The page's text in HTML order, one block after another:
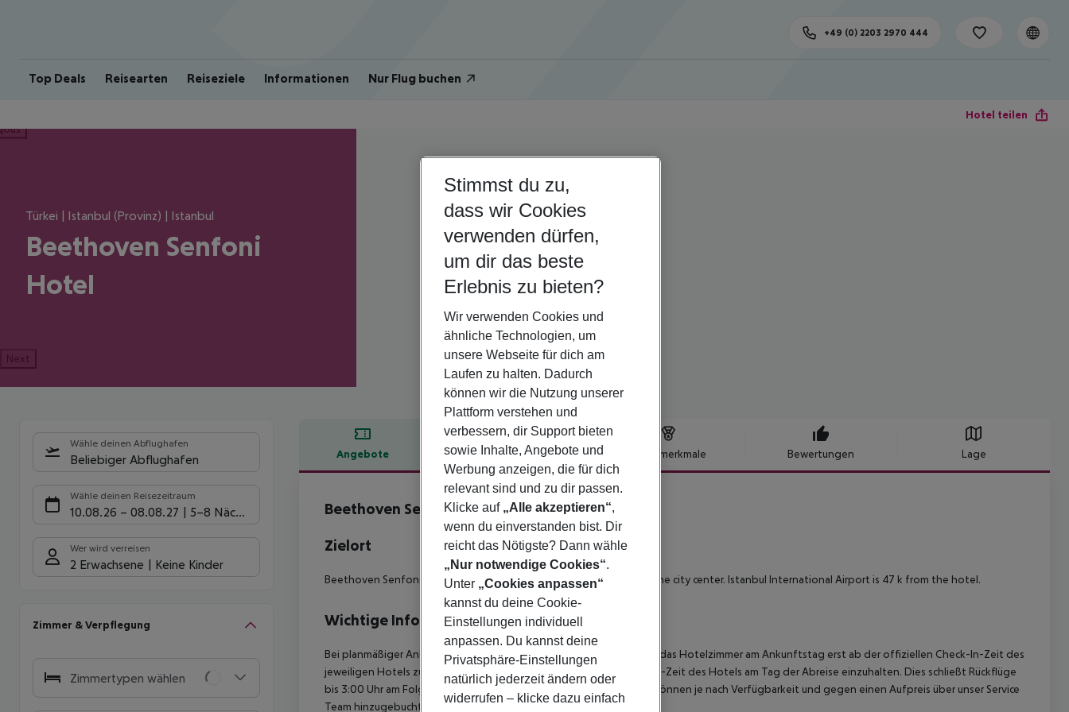
Top Deals Reisearten Reiseziele Informationen Nur Flug buchen
+49 (0) 2203 2970 444
Hotel teilen
Türkei | Istanbul (Provinz) | Istanbul
Beethoven Senfoni
Hotel
Next
Wähle deinen Abflughafen
Beliebiger Abflughafen
Wähle deinen Reisezeitraum
10.08.26 – 08.08.27 5-8 Nächte
Wer wird verreisen
2 Erwachsene Keine Kinder
Zimmer & Verpflegung
Zimmertypen wählen
Angebote Hotelbeschreibung Hotelmerkmale Bewertungen Lage
Hotelbeschreibung
Beethoven Senfoni Hotel
Zielort
Beethoven Senfoni Hotel Istanbul is located in Istanbul, 5 km from the city center. Istanbul International Airport is 47 k from the hotel.
Wichtige Informationen
Bei planmäßiger Ankunft im Zielgebiet ab 04:00 Uhr morgens steht das Hotelzimmer am Ankunftstag erst ab der offiziellen Check-In-Zeit des
jeweiligen Hotels zur Verfügung. Ebenso ist die offizielle Check-Out-Zeit des Hotels am Tag der Abreise einzuhalten. Dies schließt Rückflüge
bis 3:00 Uhr am Folgetag ein. Früh-Check-In bzw. Spät-Check-Out können je nach Verfügbarkeit und gegen einen Aufpreis über unser Service
Team hinzugebucht werden.
Stimmst du zu,
dass wir Cookies
verwenden dürfen,
um dir das beste
Erlebnis zu bieten?
Wir verwenden Cookies und
ähnliche Technologien, um
unsere Webseite für dich am
Laufen zu halten. Dadurch
können wir die Nutzung unserer
Plattform verstehen und
verbessern, dir Support bieten
sowie Inhalte, Angebote und
Werbung anzeigen, die für dich
relevant sind und zu dir passen.
Klicke auf „Alle akzeptieren“,
wenn du einverstanden bist. Dir
reicht das Nötigste? Dann wähle
„Nur notwendige Cookies“.
Unter „Cookies anpassen“
kannst du deine Cookie-
Einstellungen individuell
anpassen. Du kannst deine
Privatsphäre-Einstellungen
natürlich jederzeit ändern oder
widerrufen – klicke dazu einfach